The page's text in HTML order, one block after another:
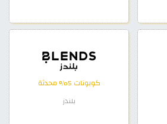
كوبونات 5% محدثة
بلندز